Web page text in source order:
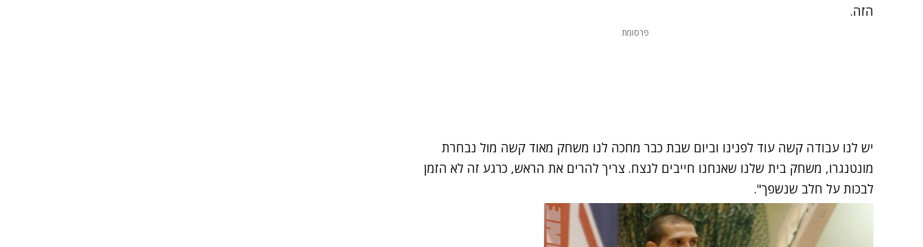
הזה.
פרסומת
יש לנו עבודה קשה עוד לפנינו וביום שבת כבר מחכה לנו משחק מאוד קשה מול נבחרת
מונטנגרו, משחק בית שלנו שאנחנו חייבים לנצח. צריך להרים את הראש, כרגע זה לא הזמן
לבכות על חלב שנשפך".